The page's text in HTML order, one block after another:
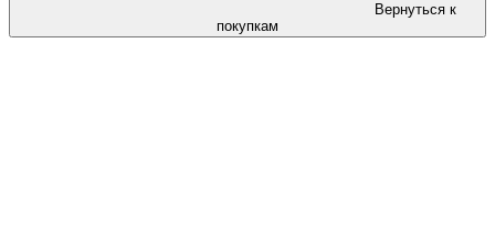
Вернуться к
покупкам